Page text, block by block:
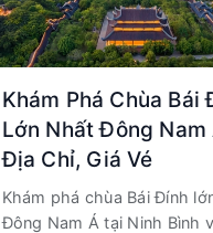
Khám Phá Chùa Bái
Lớn Nhất Đông Nam
Địa Chỉ, Giá Vé
Khám phá chùa Bái Đính
Đông Nam Á tại Ninh Bình